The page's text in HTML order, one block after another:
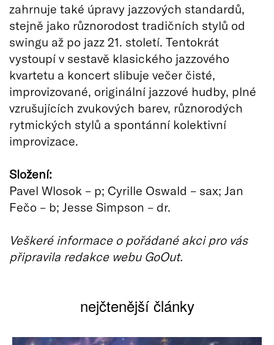
zahrnuje také úpravy jazzových standardů,
stejně jako různorodost tradičních stylů od
swingu až po jazz 21. století. Tentokrát
vystoupí v sestavě klasického jazzového
kvartetu a koncert slibuje večer čisté,
improvizované, originální jazzové hudby, plné
vzrušujících zvukových barev, různorodých
rytmických stylů a spontánní kolektivní
improvizace.
Složení:
Pavel Wlosok – p; Cyrille Oswald – sax; Jan
Fečo – b; Jesse Simpson – dr.
Veškeré informace o pořádané akci pro vás
připravila redakce webu GoOut.
nejčtenější články